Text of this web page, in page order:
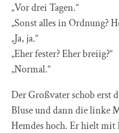
„Vor drei Tagen.“
„Sonst alles in Ordnung?
„Ja, ja.“
„Eher fester? Eher breiig?“
„Normal.“
Der Großvater schob erst
Bluse und dann die linke
Hemdes hoch. Er hielt